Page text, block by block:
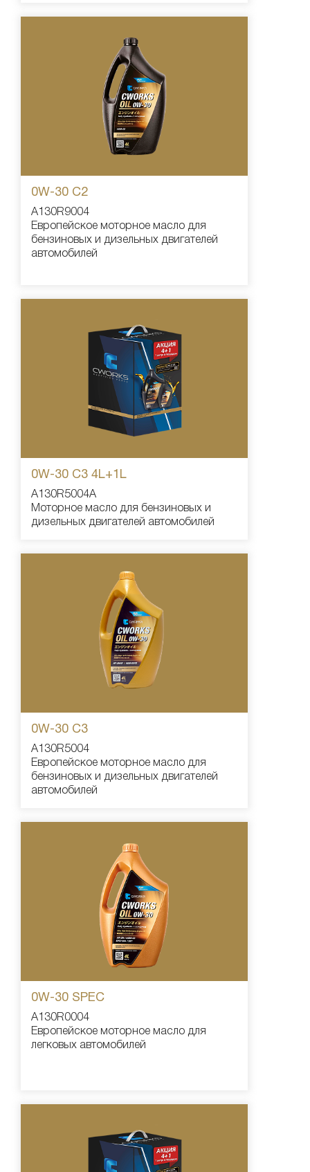
0W-30 С2
A130R9004
Европейское моторное масло для
бензиновых и дизельных двигателей
автомобилей
0W-30 С3 4L+1L
A130R5004A
Моторное масло для бензиновых и
дизельных двигателей автомобилей
0W-30 С3
A130R5004
Европейское моторное масло для
бензиновых и дизельных двигателей
автомобилей
0W-30 SPEC
A130R0004
Европейское моторное масло для
легковых автомобилей